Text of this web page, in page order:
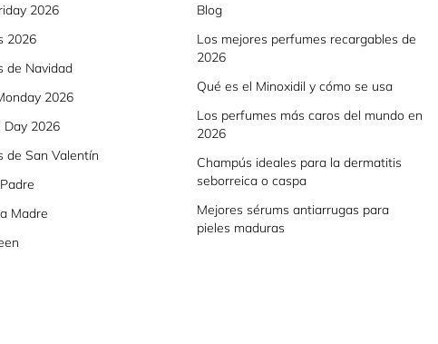
2026
2026
de Navidad
2026
Day 2026
de San Valentín
Madre
Blog
Los mejores perfumes recargables de
2026
Qué es el Minoxidil y cómo se usa
Los perfumes más caros del mundo en
2026
Champús ideales para la dermatitis
seborreica o caspa
Mejores sérums antiarrugas para
pieles maduras